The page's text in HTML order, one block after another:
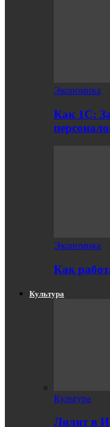
Экономика
Как 1С:
Экономика
Как
Культура
Культура
Лилит в